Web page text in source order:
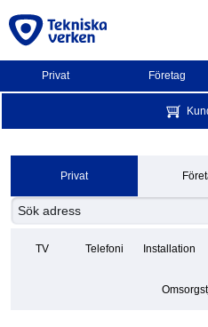
Privat Företag
Privat
TV Telefoni Installation